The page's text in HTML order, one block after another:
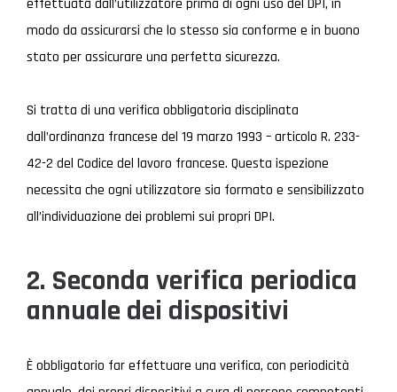
effettuata dall’utilizzatore prima di ogni uso del DPI, in
modo da assicurarsi che lo stesso sia conforme e in buono
stato per assicurare una perfetta sicurezza.
Si tratta di una verifica obbligatoria disciplinata
dall’ordinanza francese del 19 marzo 1993 – articolo R. 233-
42-2 del Codice del lavoro francese. Questa ispezione
necessita che ogni utilizzatore sia formato e sensibilizzato
all’individuazione dei problemi sui propri DPI.
2. Seconda verifica periodica
annuale dei dispositivi
È obbligatorio far effettuare una verifica, con periodicità